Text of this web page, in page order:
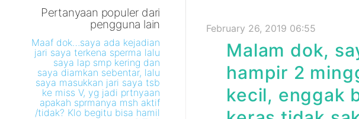
Pertanyaan populer dari
pengguna lain
Maaf dok…saya ada kejadian
jari saya terkena sperma lalu
saya lap smp kering dan
saya diamkan sebentar, lalu
saya masukkan jari saya tsb
ke miss V, yg jadi prtnyaan
apakah sprmanya msh aktif
/tidak? Klo begitu bisa hamil
February 26, 2019 06:55
Malam dok,
hampir 2
kecil, enggak